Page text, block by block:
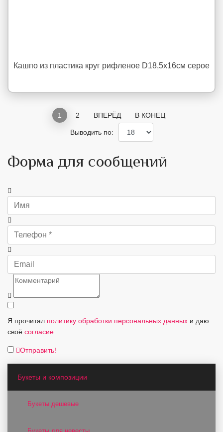
Кашпо из пластика круг рифленое D18,5х16см серое
1 2 ВПЕРЁД В КОНЕЦ
Выводить по:
Форма для сообщений
Я прочитал политику обработки персональных данных и даю
своё согласие
Отправить!
Букеты и композиции
Букеты дешевые